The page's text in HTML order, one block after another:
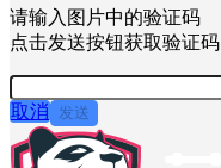
请输入图片中的验证码
点击发送按钮获取验证码
取消 发送